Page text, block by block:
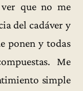
que no me
del cadáver y
ponen y todas
Me
simple